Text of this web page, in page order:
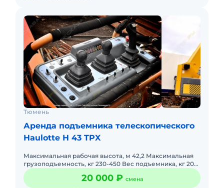
Тюмень
Аренда подъемника телескопического
Haulotte H 43 TPX
Максимальная рабочая высота, м 42,2 Максимальная
грузоподъемность, кг 230-450 Вес подъемника, кг 20
600 Тип двигателя 62 кВт 84 л/с Максимальная высота
платформ
20 000 ₽ смена